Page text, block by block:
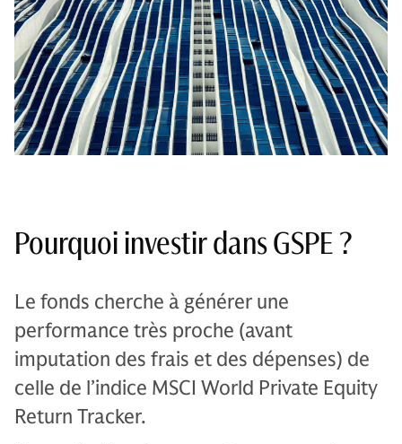
Pourquoi investir dans GSPE ?
Le fonds cherche à générer une
performance très proche (avant
imputation des frais et des dépenses) de
celle de l’indice MSCI World Private Equity
Return Tracker.